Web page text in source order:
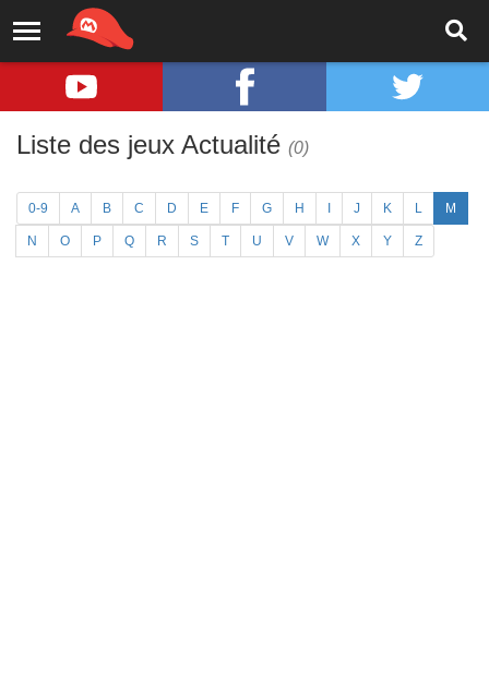
Liste des jeux Actualité (0)
0-9 A B C D E F G H J K L M
N O P Q R S T U V W X Y Z